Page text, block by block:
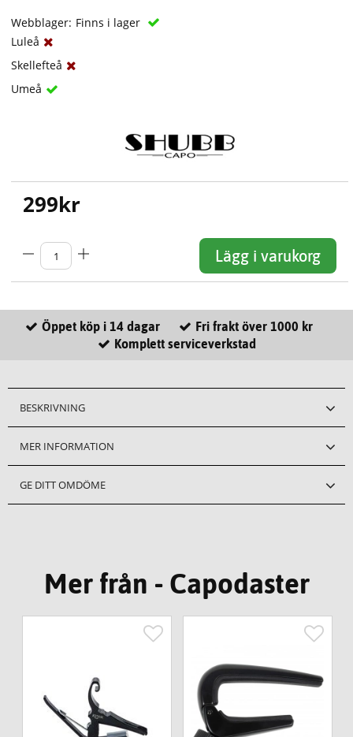
Webblager: Finns i lager
Luleå
Skellefteå
Umeå
299kr
Lägg i varukorg
Öppet köp i 14 dagar
Fri frakt över 1000 kr
Komplett serviceverkstad
BESKRIVNING
MER INFORMATION
GE DITT OMDÖME
Mer från - Capodaster